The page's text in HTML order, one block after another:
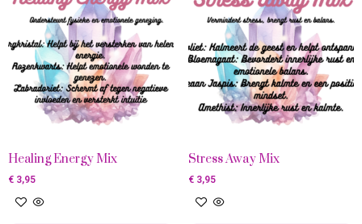
Healing Energy Mix
€ 3,95
Stress Away Mix
€3,95